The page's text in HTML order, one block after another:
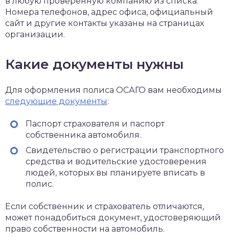
Номера телефонов, адрес офиса, официальный
сайт и другие контакты указаны на страницах
организации.
Какие документы нужны
Для оформления полиса ОСАГО вам необходимы
следующие документы:
Паспорт страхователя и паспорт
собственника автомобиля.
Свидетельство о регистрации транспортного
средства и водительские удостоверения
людей, которых вы планируете вписать в
полис.
Если собственник и страхователь отличаются,
может понадобиться документ, удостоверяющий
право собственности на автомобиль.